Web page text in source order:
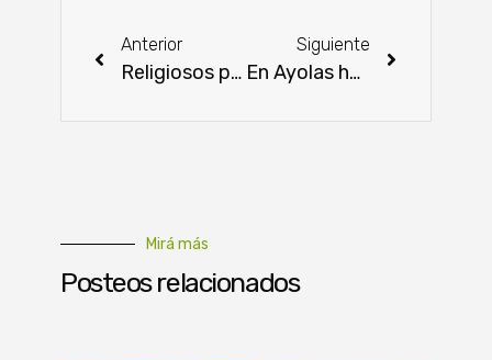
Anterior
Religiosos piden actuación de organismos ante invasión a indígenas
Siguiente
En Ayolas horticultores obtienen buena producción
Mirá más
Posteos relacionados